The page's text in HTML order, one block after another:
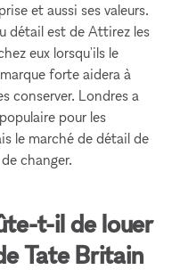
et aussi ses valeurs.
détail est de Attirez les
eux lorsqu'ils le
forte aidera à
conserver. Londres a
pour les
le marché de détail de
changer.
t-il de louer
Tate Britain